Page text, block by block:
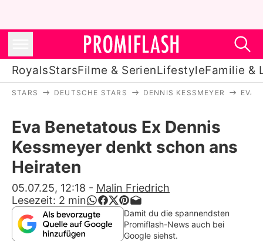
RoyalsStarsFilme & SerienLifestyleFamilie &
Stars
Filme & Serien
Lifestyle
Familie & Liebe
Promiflash Exklusiv
STARS DEUTSCHE STARS DENNIS KESSMEYER EVA
Eva Benetatous Ex Dennis
Kessmeyer denkt schon ans
Heiraten
05.07.25, 12:18 - Malin Friedrich
Lesezeit: 2 min
Damit du die spannendsten
Promiflash-News auch bei
Google siehst.